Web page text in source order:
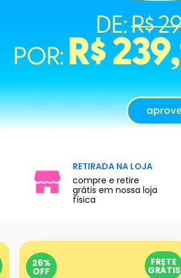
RETIRADA NA LOJA
compre e retire
grátis em nossa loja
física
26%
OFF
FRETE
GRÁTIS